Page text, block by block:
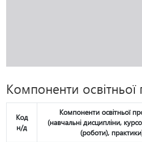
Компоненти
Код
н/д
Компоненти освітньої
(навчальні дисципліни,
(роботи),